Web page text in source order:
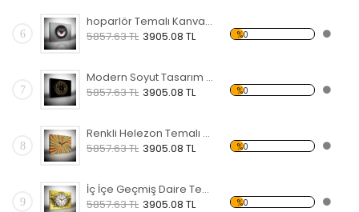
6
hoparlör Temalı Kanvas Saat
5857.63 TL 3905.08 TL %0
7
Modern Soyut Tasarım 20 Temalı Kanvas Saat
5857.63 TL 3905.08 TL %0
8
Renkli Helezon Temalı Kanvas Saat
5857.63 TL 3905.08 TL %0
9
İç İçe Geçmiş Daire Temalı Kanvas Saat
5857.63 TL 3905.08 TL %0